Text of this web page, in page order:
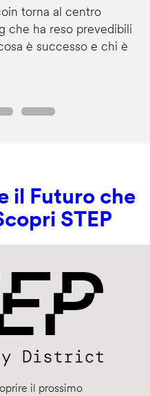
torna al centro
che ha reso prevedibili
è successo e chi è
il Futuro che
STEP
il prossimo